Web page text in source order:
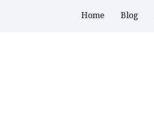
Home Blog